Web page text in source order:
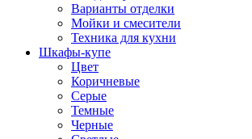
Варианты отделки
Мойки и смесители
Техника для кухни
Шкафы-купе
Цвет
Коричневые
Серые
Темные
Черные